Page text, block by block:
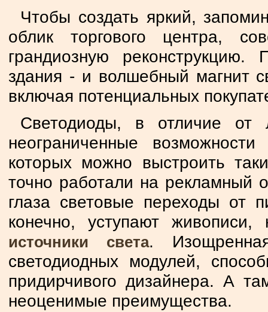
Чтобы создать яркий,
облик торгового центра,
грандиозную
здания - и волшебный магнит
включая потенциальных
Светодиоды, в отличие от
неограниченные
которых можно выстроить
точно работали на рекламный
глаза световые переходы от
конечно, уступают
источники света.
светодиодных модулей,
придирчивого дизайнера. А
неоценимые преимущества.